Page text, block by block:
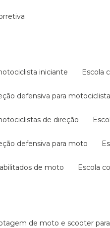
iniciante
defensiva para
de direção
defensiva para moto
de moto escola
de moto e scooter